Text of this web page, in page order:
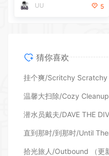
UU
5
猜你喜欢
挂个爽/Scritchy Scratchy
温馨大扫除/Cozy Cleanup